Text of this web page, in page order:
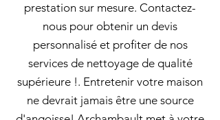
prestation sur mesure. Contactez-
nous pour obtenir un devis
personnalisé et profiter de nos
services de nettoyage de qualité
supérieure !. Entretenir votre maison
ne devrait jamais être une source